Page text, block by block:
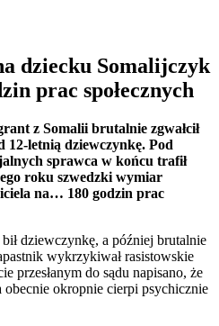
dziecku Somalijczyk
prac społecznych
z Somalii brutalnie zgwałcił
12-letnią dziewczynkę. Pod
sprawca w końcu trafił
roku szwedzki wymiar
na… 180 godzin prac
dziewczynkę, a później brutalnie
wykrzykiwał rasistowskie
przesłanym do sądu napisano, że
okropnie cierpi psychicznie